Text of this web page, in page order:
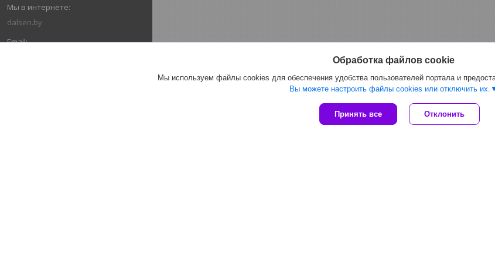
dalsen.by
Обработка файлов cookie
Мы используем файлы cookies для обеспечения удобства пользователей портала и
Вы можете настроить файлы cookies или отключить их.
Принять все Отклонить